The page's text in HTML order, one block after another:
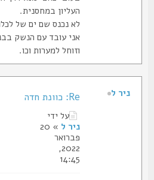
העליון במחסנית.
לא נכנס שם ים של לכלוך?
אני עובד עם הנשק בבניה
וזוחל למערות וכו.
על ידי
ניר ל
» 20
פברואר
2022,
14:45
ניר ל